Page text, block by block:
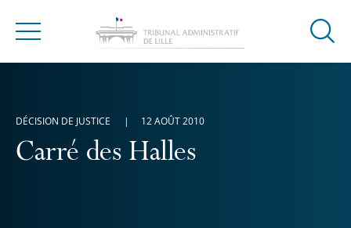
Menu
Ouvrir
Carré des Halles
DÉCISION DE JUSTICE 12 AOÛT 2010